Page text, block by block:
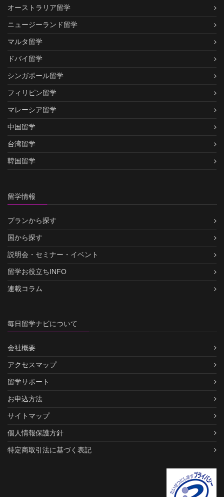
オーストラリア留学
ニュージーランド留学
マルタ留学
ドバイ留学
シンガポール留学
フィリピン留学
マレーシア留学
中国留学
台湾留学
韓国留学
留学情報
プランから探す
国から探す
説明会・セミナー・イベント
留学お役立ちINFO
連載コラム
毎日留学ナビについて
会社概要
アクセスマップ
留学サポート
お申込方法
サイトマップ
個人情報保護方針
特定商取引法に基づく表記